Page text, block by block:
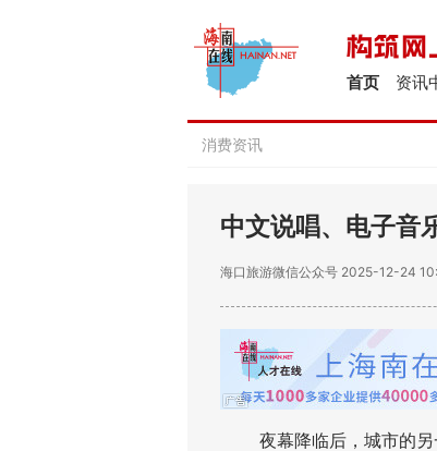
资讯
首页
消费资讯
中文说唱、电子
海口旅游微信公众号 2025-12-24
夜幕降临后，城市的另